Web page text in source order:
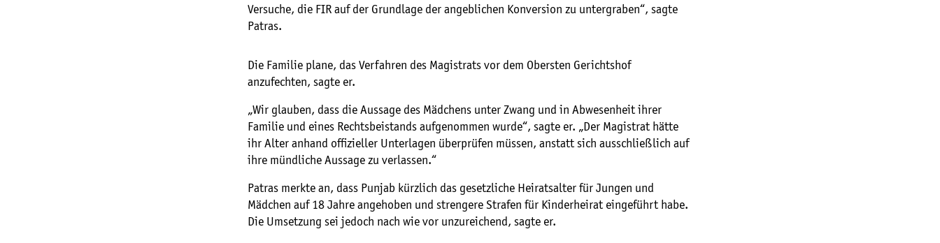
Versuche, die FIR auf der Grundlage der angeblichen Konversion zu untergraben“, sagte
Patras.
Die Familie plane, das Verfahren des Magistrats vor dem Obersten Gerichtshof
anzufechten, sagte er.
„Wir glauben, dass die Aussage des Mädchens unter Zwang und in Abwesenheit ihrer
Familie und eines Rechtsbeistands aufgenommen wurde“, sagte er. „Der Magistrat hätte
ihr Alter anhand offizieller Unterlagen überprüfen müssen, anstatt sich ausschließlich auf
ihre mündliche Aussage zu verlassen.“
Patras merkte an, dass Punjab kürzlich das gesetzliche Heiratsalter für Jungen und
Mädchen auf 18 Jahre angehoben und strengere Strafen für Kinderheirat eingeführt habe.
Die Umsetzung sei jedoch nach wie vor unzureichend, sagte er.